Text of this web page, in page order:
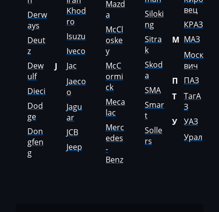
Mazda
McCloskey
McCormick
Mecalac
Mercedes-Benz
Mercury
Merlo
Metso
Derw
ays
Deut
z
Dew
ulf
Dieci
Dod
ge
Don
gfen
g
Khod
ro
Isuzu
Iveco
J
Jac
Jaeco
o
Jagu
ar
JCB
Jeep
Mazd
a
McCl
oske
y
McC
ormi
ck
Meca
lac
Merc
edes
-
Benz
Siloki
ng
Sitra
k
Skod
a
SMA
Smar
t
Solle
rs
вец
КРАЗ
М МАЗ
Моск
вич
П
ПАЗ
Т
ТагА
З
У
УАЗ
Урал